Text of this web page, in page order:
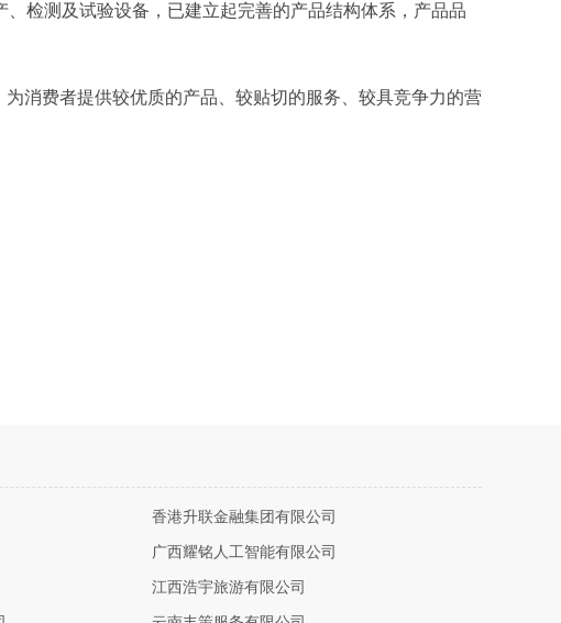
检测及试验设备，已建立起完善的产品结构体系，产品品
消费者提供较优质的产品、较贴切的服务、较具竞争力的营
香港升联金融集团有限公司
广西耀铭人工智能有限公司
江西浩宇旅游有限公司